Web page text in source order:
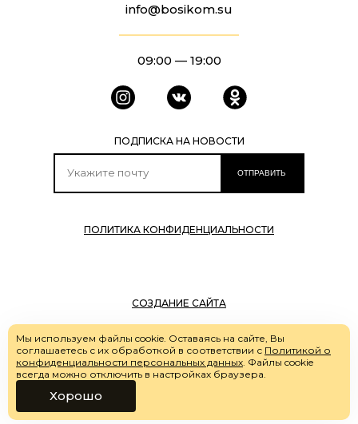
info@bosikom.su
09:00 — 19:00
ПОДПИСКА НА НОВОСТИ
ОТПРАВИТЬ
ПОЛИТИКА КОНФИДЕНЦИАЛЬНОСТИ
СОЗДАНИЕ САЙТА
© Ортопедическая обувь в
Москве2023г.
Мы используем файлы cookie. Оставаясь на сайте, Вы
соглашаетесь с их обработкой в соответствии с Политикой о
конфиденциальности персональных данных. Файлы cookie
всегда можно отключить в настройках браузера.
Хорошо